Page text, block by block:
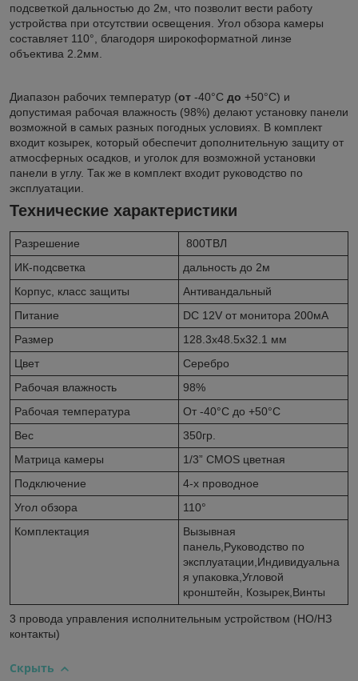
подсветкой дальностью до 2м, что позволит вести работу
устройства при отсутствии освещения. Угол обзора камеры
составляет 110°, благодоря широкоформатной линзе
объектива 2.2мм.
Диапазон рабочих температур (от -40°С до +50°С) и
допустимая рабочая влажность (98%) делают установку панели
возможной в самых разных погодных условиях. В комплект
входит козырек, который обеспечит дополнительную защиту от
атмосферных осадков, и уголок для возможной установки
панели в углу. Так же в комплект входит руководство по
эксплуатации.
Технические характеристики
Разрешение
800ТВЛ
ИК-подсветка
дальность до 2м
Корпус, класс защиты
Антивандальный
Питание
DC 12V от монитора 200мА
Размер
128.3х48.5х32.1 мм
Цвет
Серебро
Рабочая влажность
98%
Рабочая температура
От -40°С до +50°С
Вес
350гр.
Матрица камеры
1/3” CMOS цветная
Подключение
4-х проводное
Угол обзора
110°
Комплектация
Вызывная
панель,Руководство по
эксплуатации,Индивидуальна
я упаковка,Угловой
кронштейн, Козырек,Винты
3 провода управления исполнительным устройством (НО/НЗ
контакты)
Скрыть